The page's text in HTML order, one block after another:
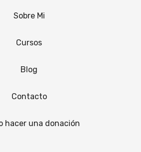
Sobre Mi
Cursos
Blog
Contacto
hacer una donación